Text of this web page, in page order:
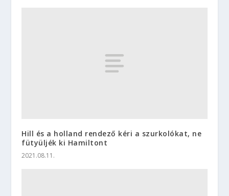
Hill és a holland rendező kéri a szurkolókat, ne
fütyüljék ki Hamiltont
2021.08.11.